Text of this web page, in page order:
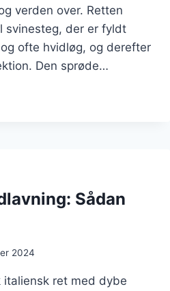
verden over. Retten
svinesteg, der er fyldt
ofte hvidløg, og derefter
Den sprøde…
Sådan
2024
italiensk ret med dybe